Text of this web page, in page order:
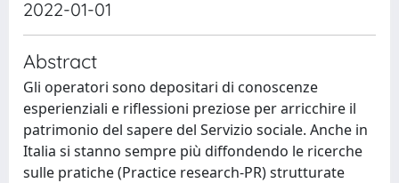
2022-01-01
Abstract
Gli operatori sono depositari di conoscenze
esperienziali e riflessioni preziose per arricchire il
patrimonio del sapere del Servizio sociale. Anche in
Italia si stanno sempre più diffondendo le ricerche
sulle pratiche (Practice research-PR) strutturate